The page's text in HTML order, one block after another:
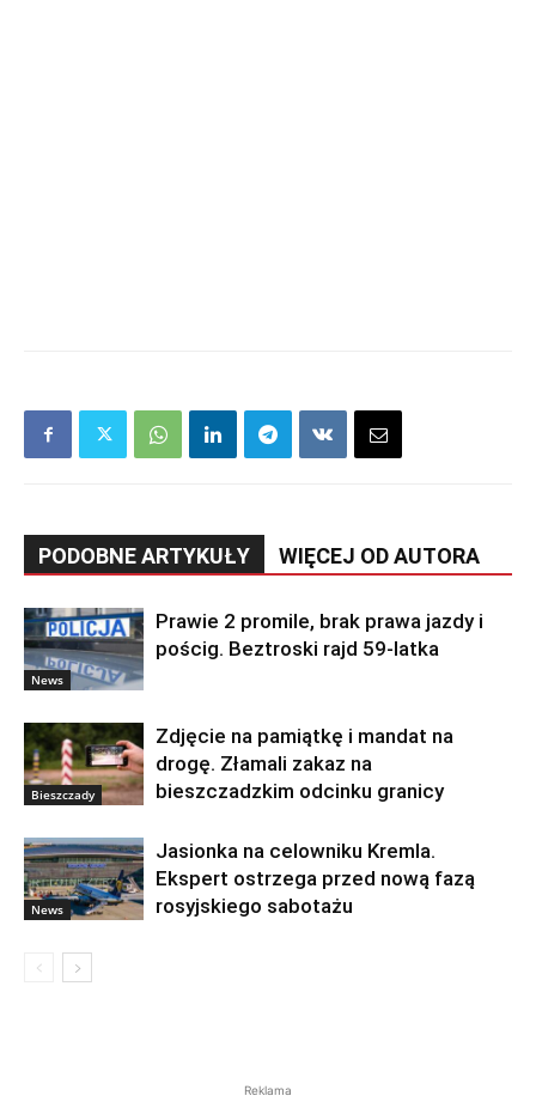
PODOBNE ARTYKUŁY WIĘCEJ OD AUTORA
News
Prawie 2 promile, brak prawa jazdy i
pościg. Beztroski rajd 59-latka
Bieszczady
Zdjęcie na pamiątkę i mandat na
drogę. Złamali zakaz na
bieszczadzkim odcinku granicy
News
Jasionka na celowniku Kremla.
Ekspert ostrzega przed nową fazą
rosyjskiego sabotażu
Reklama